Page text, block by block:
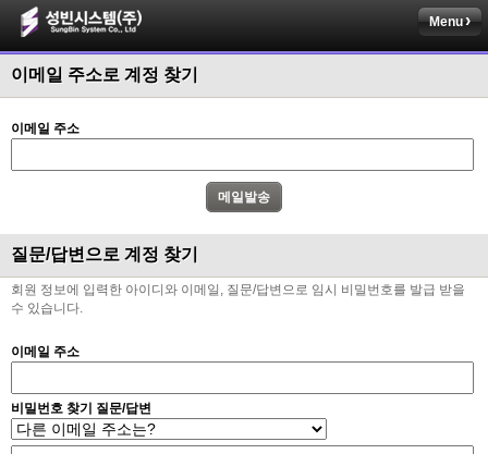
Menu
이메일 주소로 계정 찾기
이메일 주소
질문/답변으로 계정 찾기
회원 정보에 입력한 아이디와 이메일, 질문/답변으로 임시 비밀번호를 발급 받을
수 있습니다.
이메일 주소
비밀번호 찾기 질문/답변